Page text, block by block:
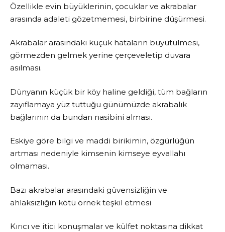
Özellikle evin büyüklerinin, çocuklar ve akrabalar
arasında adaleti gözetmemesi, birbirine düşürmesi.
Akrabalar arasındaki küçük hataların büyütülmesi,
görmezden gelmek yerine çerçeveletip duvara
asılması.
Dünyanın küçük bir köy haline geldiği, tüm bağların
zayıflamaya yüz tuttuğu günümüzde akrabalık
bağlarının da bundan nasibini alması.
Eskiye göre bilgi ve maddi birikimin, özgürlüğün
artması nedeniyle kimsenin kimseye eyvallahı
olmaması.
Bazı akrabalar arasındaki güvensizliğin ve
ahlaksızlığın kötü örnek teşkil etmesi
Kırıcı ve itici konuşmalar ve külfet noktasına dikkat